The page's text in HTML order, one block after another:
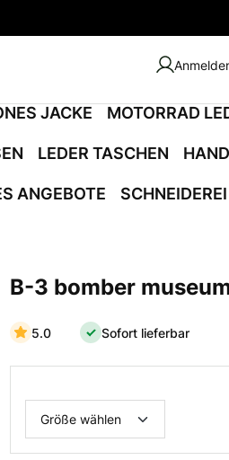
JACKE MOTORRAD
LEDER TASCHEN
ANGEBOTE SCHNEIDEREI
B-3 bomber
5.0 Sofort lieferbar